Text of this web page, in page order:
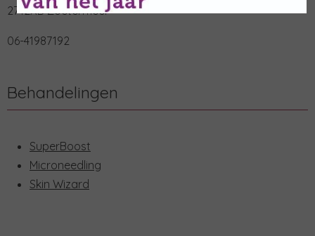
2712XB Zoetermeer
06-41987192
Behandelingen
SuperBoost
Microneedling
Skin Wizard